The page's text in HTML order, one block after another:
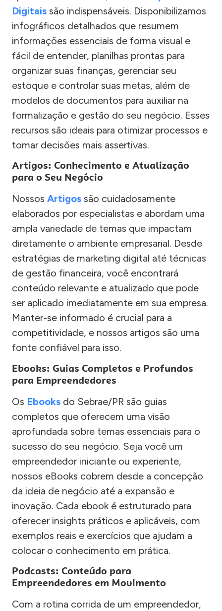
Digitais são indispensáveis. Disponibilizamos
infográficos detalhados que resumem
informações essenciais de forma visual e
fácil de entender, planilhas prontas para
organizar suas finanças, gerenciar seu
estoque e controlar suas metas, além de
modelos de documentos para auxiliar na
formalização e gestão do seu negócio. Esses
recursos são ideais para otimizar processos e
tomar decisões mais assertivas.
Artigos: Conhecimento e Atualização
para o Seu Negócio
Nossos Artigos são cuidadosamente
elaborados por especialistas e abordam uma
ampla variedade de temas que impactam
diretamente o ambiente empresarial. Desde
estratégias de marketing digital até técnicas
de gestão financeira, você encontrará
conteúdo relevante e atualizado que pode
ser aplicado imediatamente em sua empresa.
Manter-se informado é crucial para a
competitividade, e nossos artigos são uma
fonte confiável para isso.
Ebooks: Guias Completos e Profundos
para Empreendedores
Os Ebooks do Sebrae/PR são guias
completos que oferecem uma visão
aprofundada sobre temas essenciais para o
sucesso do seu negócio. Seja você um
empreendedor iniciante ou experiente,
nossos eBooks cobrem desde a concepção
da ideia de negócio até a expansão e
inovação. Cada ebook é estruturado para
oferecer insights práticos e aplicáveis, com
exemplos reais e exercícios que ajudam a
colocar o conhecimento em prática.
Podcasts: Conteúdo para
Empreendedores em Movimento
Com a rotina corrida de um empreendedor,